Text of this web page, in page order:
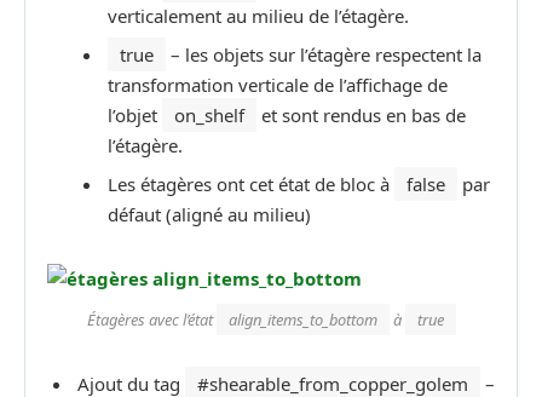
verticalement au milieu de l’étagère.
true
– les objets sur l’étagère respectent la
transformation verticale de l’affichage de
l’objet
on_shelf
et sont rendus en bas de
l’étagère.
Les étagères ont cet état de bloc à
false
par
défaut (aligné au milieu)
Étagères avec l’état align_items_to_bottom à true
Ajout du tag #shearable_from_copper_golem
–